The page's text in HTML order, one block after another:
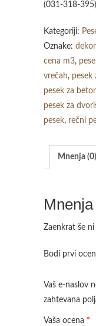
(031-318-395)
Kategoriji:
Oznake:
cena m3,
vrečah, pesek
pesek za
pesek za
pesek, rečni
Mnenja (0)
Mnenja
Zaenkrat še
Bodi prvi
Vaš e-naslov
zahtevana
Vaša ocena *